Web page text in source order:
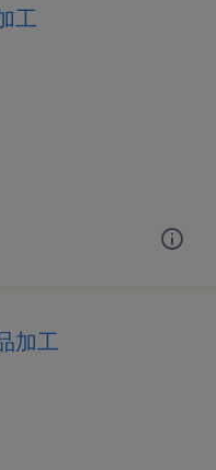
工
加工